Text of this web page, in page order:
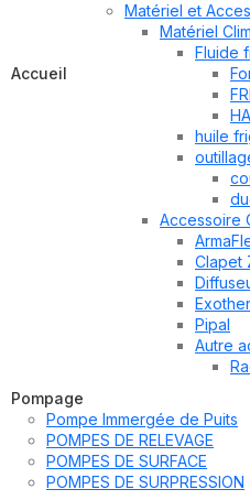
Accueil
Matériel et
Matériel
Fluide
huile
Accessoire
Clapet
Pipal
Autre
Pompage
Pompe Immergée de Puits
POMPES DE RELEVAGE
POMPES DE SURFACE
POMPES DE SURPRESSION